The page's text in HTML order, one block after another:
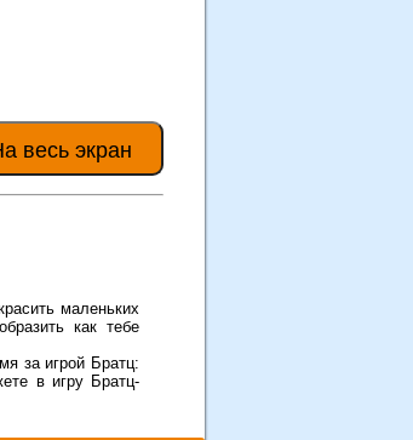
весь экран
маленьких
как тебе
за игрой Братц:
в игру Братц-